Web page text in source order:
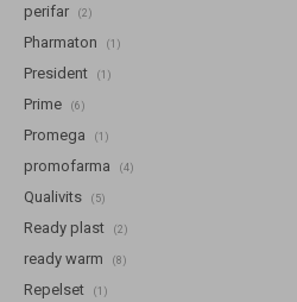
perifar (2)
Pharmaton (1)
President (1)
Prime (6)
Promega (1)
promofarma (4)
Qualivits (5)
Ready plast (2)
ready warm (8)
Repelset (1)